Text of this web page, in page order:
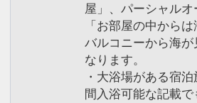
屋」、パーシャル
「お部屋の中から
バルコニーから海が
なります。
・大浴場がある宿
間入浴可能な記載